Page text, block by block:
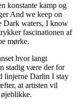
konstante kamp og
And we keep on
Dark waters, I know
fascinationen af
mørke.
hvor langt
stadig være der for
linjerne Darlin I stay
at artisten vil
øjeblikke.